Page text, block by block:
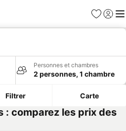
Favoris
Se
Personnes et chambres
2 personnes, 1 chambre
Filtrer Carte
: comparez les prix des